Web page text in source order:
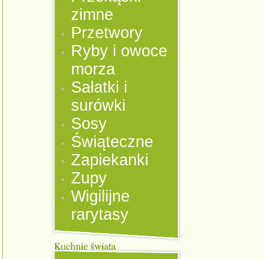
zimne
Przetwory
Ryby i owoce
morza
Sałatki i
surówki
Sosy
Świąteczne
Zapiekanki
Zupy
Wigilijne
rarytasy